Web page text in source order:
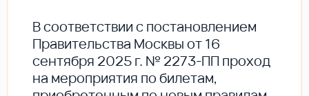
В соответствии с постановлением
Правительства Москвы от 16
сентября 2025 г. № 2273-ПП проход
на мероприятия по билетам,